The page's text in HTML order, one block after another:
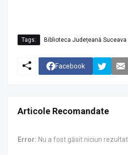
Tags: Biblioteca Județeană Suceava
Facebook
Articole Recomandate
Error: Nu a fost găsit niciun rezultat